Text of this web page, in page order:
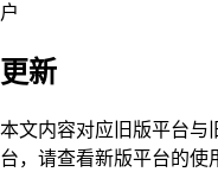
户
更新
本文内容对应旧版平台与
台，请查看新版平台的使